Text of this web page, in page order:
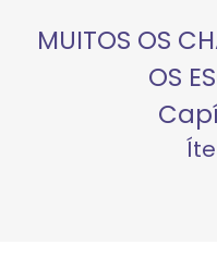
MUITOS OS
OS